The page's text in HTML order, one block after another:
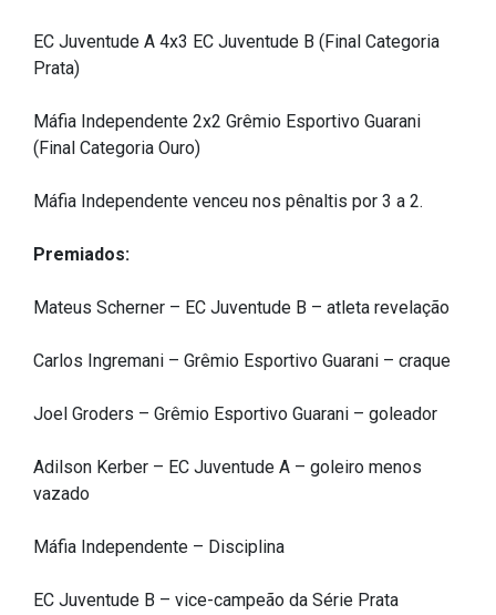
Dispensas e Inexigibilidades
Chamamentos Públicos
Leis, Decretos e Portarias
Portal da Transparência
Radar da Transparência
Outros
Downloads
Página Inicial
EC Juventude A 4x3 EC Juventude B (Final Categoria
Prata)
Máfia Independente 2x2 Grêmio Esportivo Guarani
(Final Categoria Ouro)
Máfia Independente venceu nos pênaltis por 3 a 2.
Premiados:
Mateus Scherner – EC Juventude B – atleta revelação
Carlos Ingremani – Grêmio Esportivo Guarani – craque
Joel Groders – Grêmio Esportivo Guarani – goleador
Adilson Kerber – EC Juventude A – goleiro menos
vazado
Máfia Independente – Disciplina
EC Juventude B – vice-campeão da Série Prata